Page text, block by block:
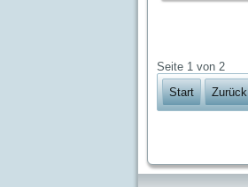
Seite 1 von 2
Start
Zurück